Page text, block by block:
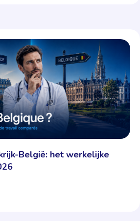
België: het werkelijke